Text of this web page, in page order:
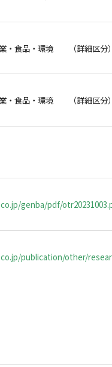
業・食品・環境 （詳細区分
業・食品・環境 （詳細区分
genba/pdf/
publication/other/